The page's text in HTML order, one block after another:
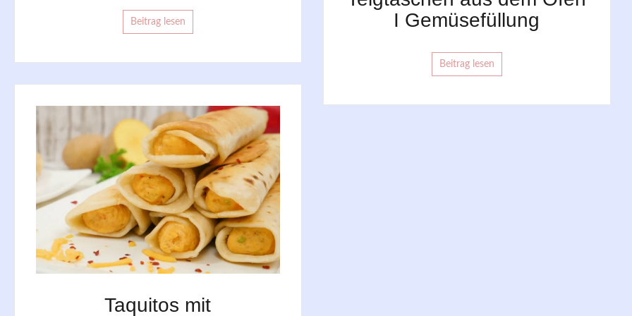
Beitrag lesen
I Gemüsefüllung
Beitrag lesen
Taquitos mit